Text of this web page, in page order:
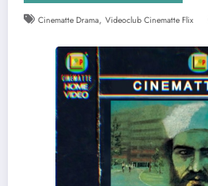
Cinematte Drama, Videoclub Cinematte Flix